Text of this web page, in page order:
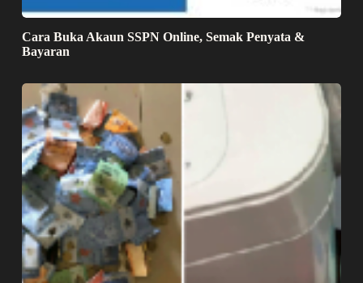
Cara Buka Akaun SSPN Online, Semak Penyata &
Bayaran